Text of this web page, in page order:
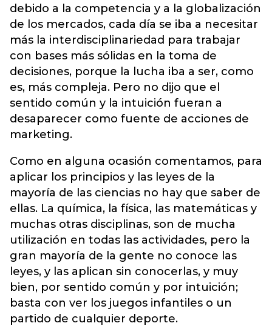
debido a la competencia y a la globalización
de los mercados, cada día se iba a necesitar
más la interdisciplinariedad para trabajar
con bases más sólidas en la toma de
decisiones, porque la lucha iba a ser, como
es, más compleja. Pero no dijo que el
sentido común y la intuición fueran a
desaparecer como fuente de acciones de
marketing.
Como en alguna ocasión comentamos, para
aplicar los principios y las leyes de la
mayoría de las ciencias no hay que saber de
ellas. La química, la física, las matemáticas y
muchas otras disciplinas, son de mucha
utilización en todas las actividades, pero la
gran mayoría de la gente no conoce las
leyes, y las aplican sin conocerlas, y muy
bien, por sentido común y por intuición;
basta con ver los juegos infantiles o un
partido de cualquier deporte.